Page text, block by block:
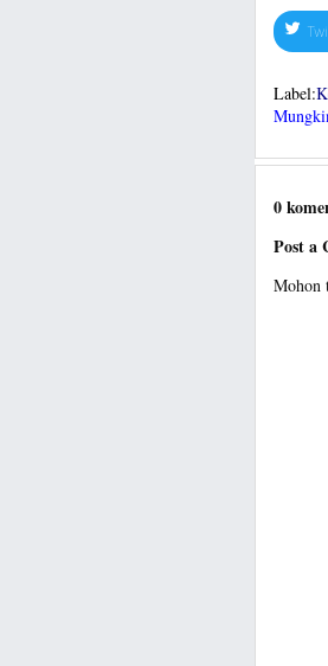
Label:
0
Post a
Mohon